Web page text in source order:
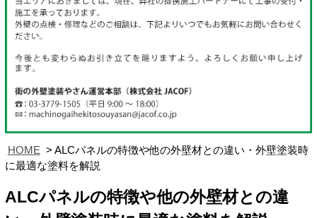
HOME
ALCパネルの特徴や他の外壁材との違い・外壁塗装時
に最適な塗料を解説
ALCパネルの特徴や他の外壁材との違